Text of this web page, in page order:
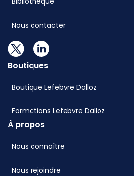
Nous contacter
Boutiques
Boutique Lefebvre Dalloz
Formations Lefebvre Dalloz
À propos
Nous connaître
Nous rejoindre